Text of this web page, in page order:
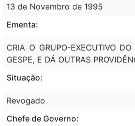
13 de Novembro de 1995
Ementa:
CRIA O GRUPO-EXECUTIVO
GESPE, E DÁ OUTRAS
Situação:
Revogado
Chefe de Governo: